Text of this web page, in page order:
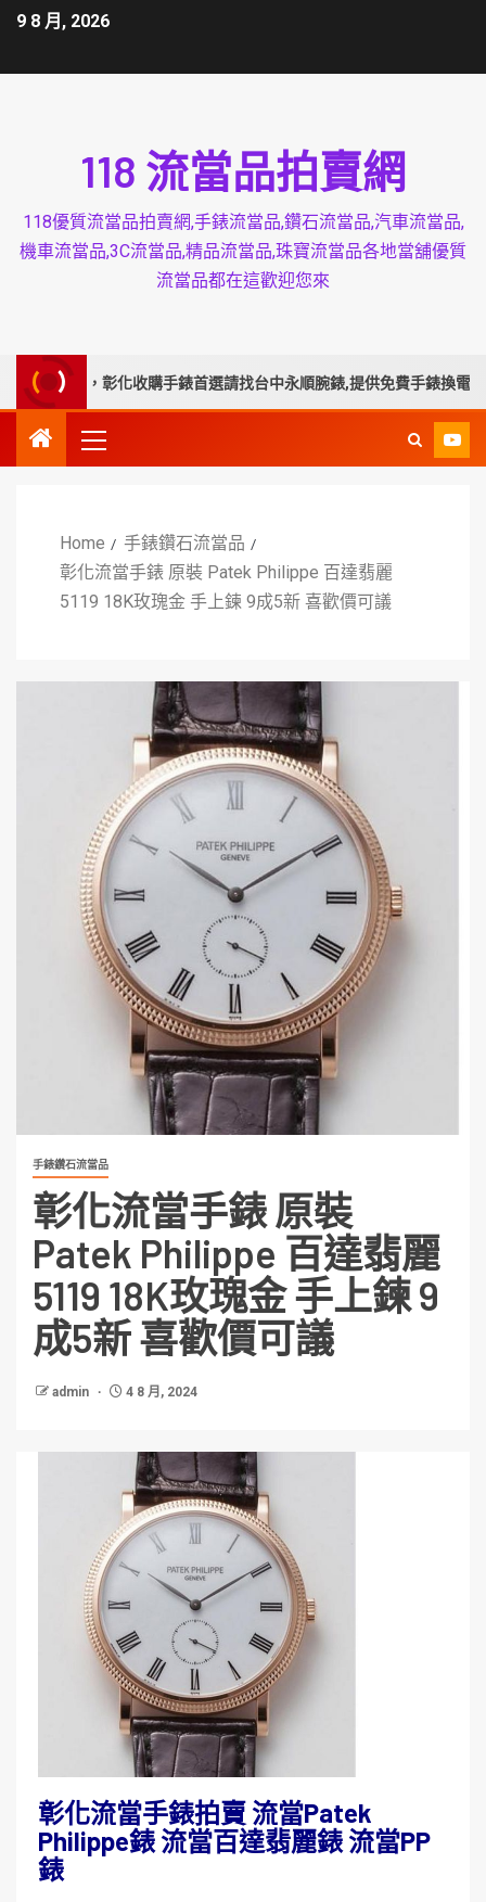
9 8 月, 2026
118 流當品拍賣網
118優質流當品拍賣網,手錶流當品,鑽石流當品,汽車流當品,
機車流當品,3C流當品,精品流當品,珠寶流當品各地當舖優質
流當品都在這歡迎您來
化，彰化收購手錶首選請找台中永順腕錶,提供免費手錶換電池
Home
手錶鑽石流當品
彰化流當手錶 原裝 Patek Philippe 百達翡麗
5119 18K玫瑰金 手上鍊 9成5新 喜歡價可議
手錶鑽石流當品
彰化流當手錶 原裝
Patek Philippe 百達翡麗
5119 18K玫瑰金 手上鍊 9
成5新 喜歡價可議
admin 4 8 月, 2024
彰化流當手錶拍賣 流當Patek
Philippe錶 流當百達翡麗錶 流當PP
錶